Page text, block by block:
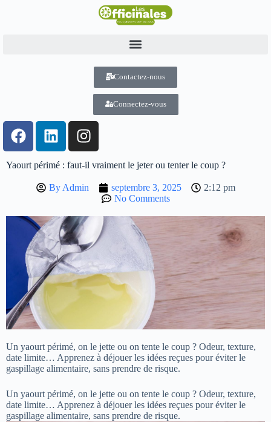
Contactez-nous
Connectez-vous
Yaourt périmé : faut-il vraiment le jeter ou tenter le coup ?
ByAdmin septembre 3, 2025
2:12 pm
No Comments
Un yaourt périmé, on le jette ou on tente le coup ? Odeur, texture,
date limite… Apprenez à déjouer les idées reçues pour éviter le
gaspillage alimentaire, sans prendre de risque.
Un yaourt périmé, on le jette ou on tente le coup ? Odeur, texture,
date limite… Apprenez à déjouer les idées reçues pour éviter le
gaspillage alimentaire, sans prendre de risque.